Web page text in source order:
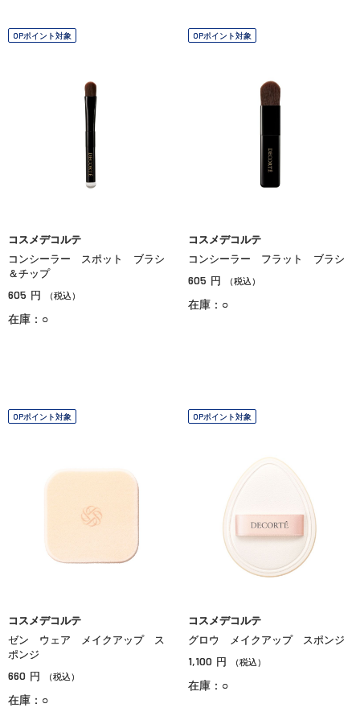
OPポイント対象
コスメデコルテ
コンシーラー スポット ブラシ
＆チップ
605 円 （税込）
在庫：○
OPポイント対象
コスメデコルテ
コンシーラー フラット ブラシ
605 円 （税込）
在庫：○
OPポイント対象
コスメデコルテ
ゼン ウェア メイクアップ ス
ポンジ
660 円 （税込）
在庫：○
OPポイント対象
コスメデコルテ
グロウ メイクアップ スポンジ
1,100 円 （税込）
在庫：○